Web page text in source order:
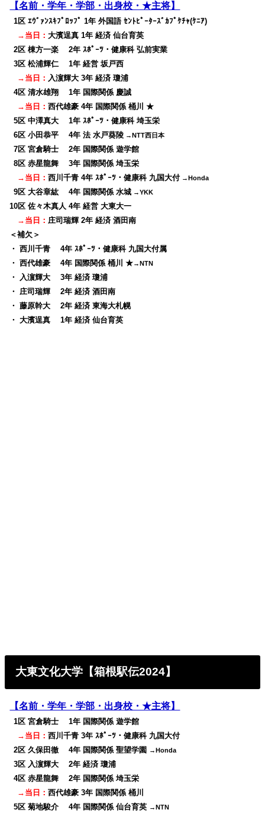
【名前・学年・学部・出身校・★主将】
01区 ｴｳﾞｧﾝｽｷﾌﾟﾛｯﾌﾟ 1年 外国語 ｾﾝﾄﾋﾟｰﾀｰｽﾞｶﾌﾟｹﾁｬ(ｹﾆｱ)
→当日：大濱逞真 1年 経済 仙台育英
02区 棟方一楽 2年 ｽﾎﾟｰﾂ・健康科 弘前実業
03区 松浦輝仁 1年 経営 坂戸西
→当日： 入濵輝大 3年 経済 瓊浦
04区 清水雄翔 1年 国際関係 慶誠
→当日：西代雄豪 4年 国際関係 桶川 ★
05区 中澤真大 1年 ｽﾎﾟｰﾂ・健康科 埼玉栄
06区 小田恭平 4年 法 水戸葵陵 →NTT西日本
07区 宮倉騎士 2年 国際関係 遊学館
08区 赤星龍舞 3年 国際関係 埼玉栄
→当日：西川千青 4年 ｽﾎﾟｰﾂ・健康科 九国大付→Honda
09区 大谷章紘 4年 国際関係 水城 →YKK
10区 佐々木真人 4年 経営 大東大一
→当日：庄司瑞輝 2年 経済 酒田南
＜補欠＞
・ 西川千青 4年 ｽﾎﾟｰﾂ・健康科 九国大付属
・ 西代雄豪 4年 国際関係 桶川 ★→NTN
・ 入濵輝大 3年 経済 瓊浦
・ 庄司瑞輝 2年 経済 酒田南
・ 藤原幹大 2年 経済 東海大札幌
・ 大濱逞真 1年 経済 仙台育英
大東文化大学 【箱根駅伝2024】
【名前・学年・学部・出身校・★主将】
01区 宮倉騎士 1年 国際関係 遊学館
→当日：西川千青 3年 ｽﾎﾟｰﾂ・健康科 九国大付
02区 久保田徹 4年 国際関係 聖望学園 →Honda
03区 入濵輝大 2年 経済 瓊浦
04区 赤星龍舞 2年 国際関係 埼玉栄
→当日：西代雄豪 3年 国際関係 桶川
05区 菊地駿介 4年 国際関係 仙台育英 →NTN